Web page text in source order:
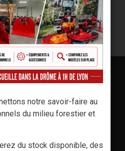
43
notre savoir-faire au
du milieu forestier et
du stock disponible, des